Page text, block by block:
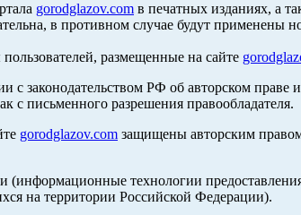
gorodglazov.com в печатных изданиях, а
в противном случае будут
размещенные на сайте
с законодательством РФ об авторском
с письменного разрешения правообладателя.
gorodglazov.com защищены авторским
технологии
на территории Российской Федерации).